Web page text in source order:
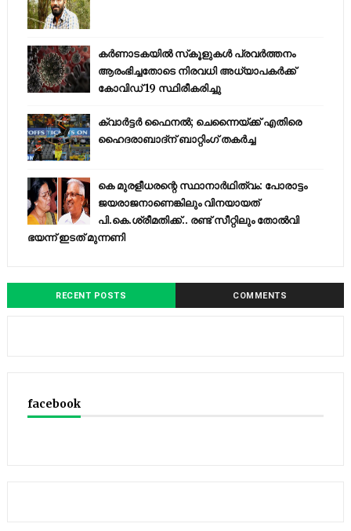
കര്‍ണാടകയില്‍ സ്‌കൂളുകള്‍ പ്രവര്‍ത്തനം
ആരംഭിച്ചതോടെ നിരവധി അധ്യാപകര്‍ക്ക്
കോവിഡ് 19 സ്ഥിരീകരിച്ചു
ക്വാർട്ടർ ഫൈനൽ; ചെന്നൈയ്ക്ക് എതിരെ
ഹൈദരാബാദ്ന് ബാറ്റിംഗ് തകർച്ച
കെ മുരളീധരന്റെ സ്ഥാനാർഥിത്വം: പോരാട്ടം
ജയരാജനാണെങ്കിലും വിനയായത്
പി.കെ.ശ്രീമതിക്ക്.. രണ്ട് സീറ്റിലും തോൽവി
ഭയന്ന്‌ ഇടത് മുന്നണി
RECENT POSTS COMMENTS
facebook